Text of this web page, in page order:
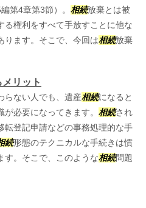
第4章第3節）。 相続放棄とは被
る権利をすべて手放すことに他な
ります。そこで、今回は相続放棄
リット
らない人でも、遺産相続になると
必要になってきます。 相続され
転登記申請などの事務処理的な手
続形態のテクニカルな手続きは慣
す。そこで、このような相続問題